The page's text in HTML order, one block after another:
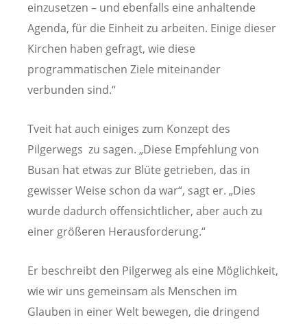
einzusetzen – und ebenfalls eine anhaltende
Agenda, für die Einheit zu arbeiten. Einige dieser
Kirchen haben gefragt, wie diese
programmatischen Ziele miteinander
verbunden sind.“
Tveit hat auch einiges zum Konzept des
Pilgerwegs zu sagen. „Diese Empfehlung von
Busan hat etwas zur Blüte getrieben, das in
gewisser Weise schon da war“, sagt er. „Dies
wurde dadurch offensichtlicher, aber auch zu
einer größeren Herausforderung.“
Er beschreibt den Pilgerweg als eine Möglichkeit,
wie wir uns gemeinsam als Menschen im
Glauben in einer Welt bewegen, die dringend